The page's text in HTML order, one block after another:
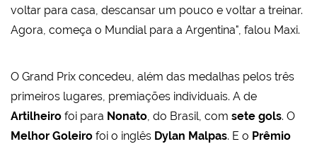
voltar para casa, descansar um pouco e voltar a treinar.
Agora, começa o Mundial para a Argentina", falou Maxi.
O Grand Prix concedeu, além das medalhas pelos três
primeiros lugares, premiações individuais. A de
Artilheiro foi para Nonato, do Brasil, com sete gols. O
Melhor Goleiro foi o inglês Dylan Malpas. E o Prêmio